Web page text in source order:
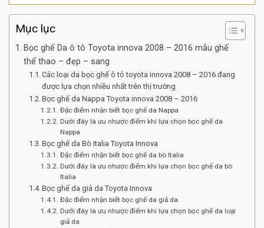
Mục lục
Bọc ghế Da ô tô Toyota innova 2008 – 2016 mẫu ghế
thể thao – đẹp – sang
Các loại da bọc ghế ô tô toyota innova 2008 – 2016 đang
được lựa chọn nhiều nhất trên thị trường
Bọc ghế da Nappa Toyota innova 2008 – 2016
Đặc điểm nhận biết bọc ghế da Nappa
Dưới đây là ưu nhược điểm khi lựa chọn bọc ghế da
Nappa
Bọc ghế da Bò Italia Toyota Innova
Đặc điểm nhận biết bọc ghế da bò Italia
Dưới đây là ưu nhược điểm khi lựa chọn bọc ghế da bò
Italia
Bọc ghế da giả da Toyota Innova
Đặc điểm nhận biết bọc ghế da giả da
Dưới đây là ưu nhược điểm khi lựa chọn bọc ghế da loại
giả da